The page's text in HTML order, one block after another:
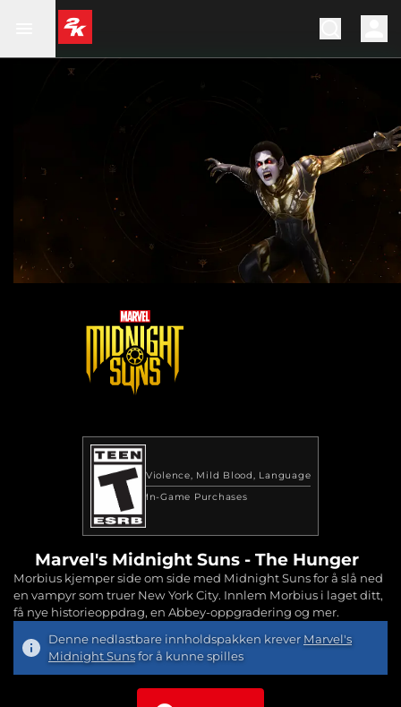
Violence Mild Blood
Language
In-Game Purchases
Marvel's Midnight Suns - The Hunger
Morbius kjemper side om side med Midnight Suns for å slå ned
en vampyr som truer New York City. Innlem Morbius i laget ditt,
få nye historieoppdrag, en Abbey-oppgradering og mer.
Denne nedlastbare innholdspakken krever Marvel's
Midnight Sunsfor å kunne spilles